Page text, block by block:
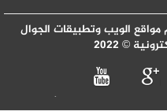
الويب وتطبيقات الجوال
© 2022
مواقع الكترونية
شركه